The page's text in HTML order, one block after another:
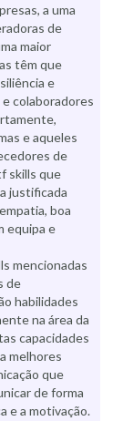
a uma
de
maior
têm que
e
colaboradores
e aqueles
de
skills que
justificada
boa
equipa e
mencionadas
de
habilidades
na área da
capacidades
melhores
que
de forma
e a motivação.